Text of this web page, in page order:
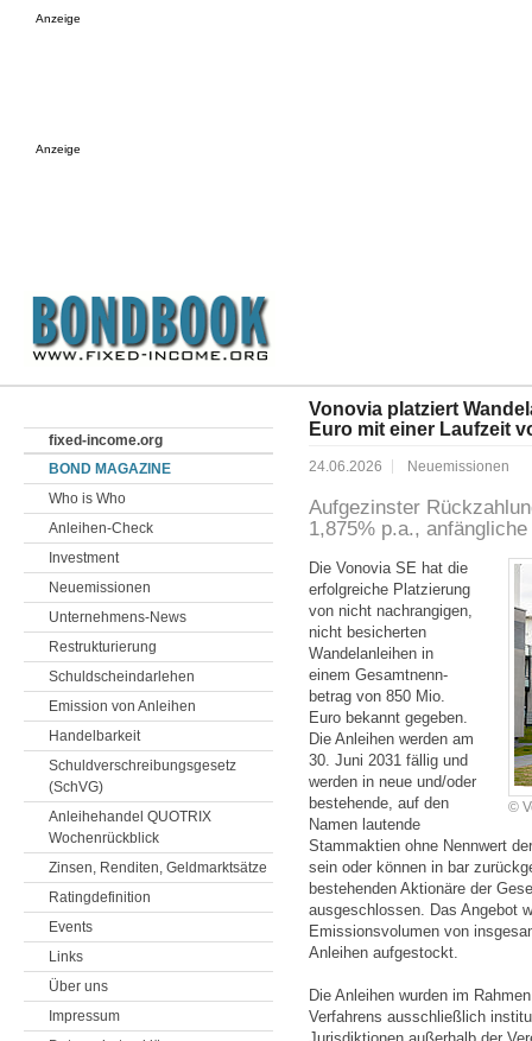
Anzeige
Anzeige
Vonovia platziert
Euro mit einer Laufzeit
24.06.2026 Neuemissionen
Aufgezinster
1,875% p.a.,
©
Die Vonovia SE hat die
erfolg­reiche Plat­zierung
von nicht nach­rangigen,
nicht besicher­ten
Wandel­an­leihen in
einem Gesamt­nenn­
betrag von 850 Mio.
Euro be­kannt gegeben.
Die Anleihen werden am
30. Juni 2031 fällig und
werden in neue und/oder
beste­hende, auf den
Namen lautende
Stamm­aktien ohne Nennwert
sein oder können in bar
bestehenden Aktionäre der
ausgeschlossen. Das Angebot
Emissionsvolumen von
Anleihen aufgestockt.
Die Anleihen wurden im
Verfahrens ausschließlich
fixed-income.org
BOND MAGAZINE
Who is Who
Anleihen-Check
Investment
Neuemissionen
Unternehmens-News
Restrukturierung
Schuldscheindarlehen
Emission von Anleihen
Handelbarkeit
Schuldverschreibungsgesetz
(SchVG)
Anleihehandel QUOTRIX
Wochenrückblick
Zinsen, Renditen, Geldmarktsätze
Ratingdefinition
Events
Links
Über uns
Impressum